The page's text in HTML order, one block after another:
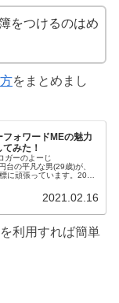
をつけるのはめ
をまとめまし
フォワードMEの魅力
みた！
ガーのよーじ
台の平凡な男(29歳)が、
に頑張っています。2021
2021.02.16
を利用すれば簡単